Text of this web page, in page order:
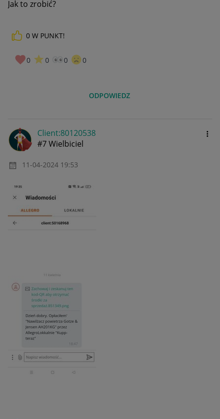
Jak to zrobić?
0 W PUNKT!
0 0 0 0
ODPOWIEDZ
Client:80120538
#7 Wielbiciel
‎11-04-2024 19:53